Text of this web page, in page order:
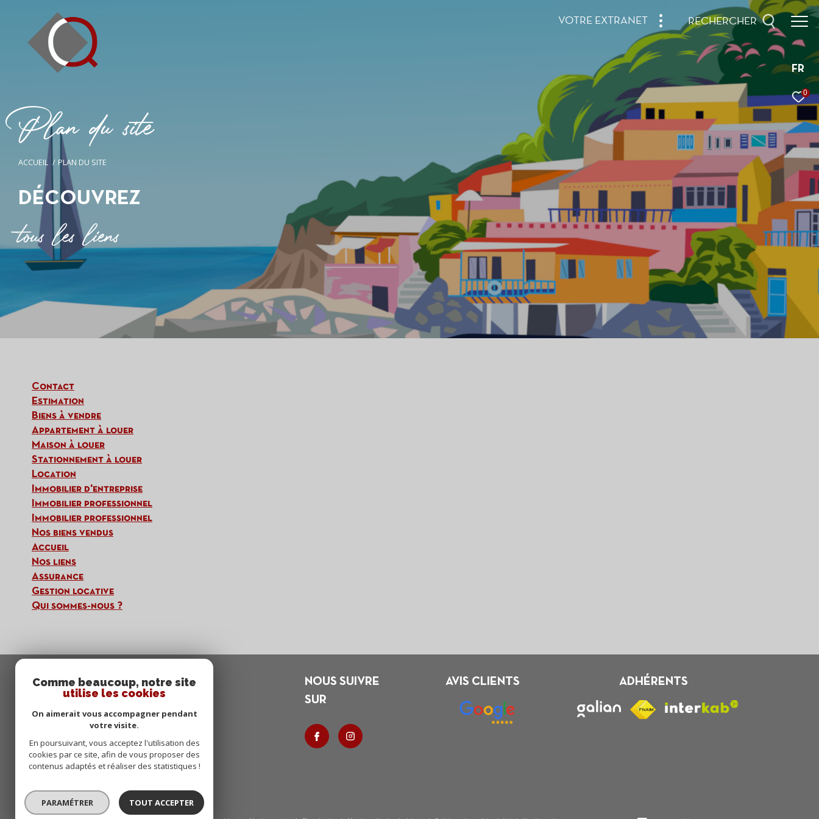
FR
0
VOTRE EXTRANET RECHERCHER
Plandusite
ACCUEIL PLAN DU SITE
DÉCOUVREZ
tous les liens
contact
estimation
biens à vendre
appartement à louer
maison à louer
stationnement à louer
location
immobilier d'entreprise
immobilier professionnel
immobilier professionnel
nos biens vendus
accueil
nos liens
assurance
gestion locative
qui sommes-nous ?
QUADRIMMO
04 94 21 03 10
aurelie.cordouan@orang
e.fr
167 Boulevard Docteur
Cuneo
NOUS SUIVRE
SUR
AVIS CLIENTS ADHÉRENTS
Comme beaucoup, notre site
utilise les cookies
On aimerait vous accompagner pendant
votre visite.
En poursuivant, vous acceptez l'utilisation des
cookies par ce site, afin de vous proposer des
contenus adaptés et réaliser des statistiques !
PARAMÉTRER TOUT ACCEPTER